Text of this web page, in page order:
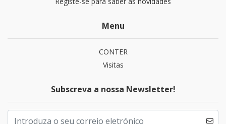
Menu
CONTER
Visitas
Subscreva a nossa Newsletter!